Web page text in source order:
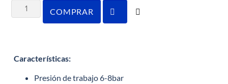
COMPRAR
Características:
Presión de trabajo 6-8bar